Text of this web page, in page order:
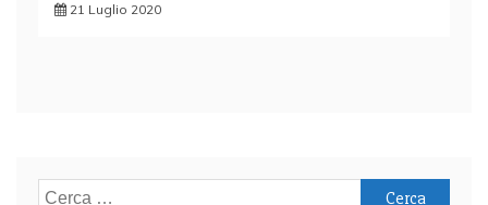
21 Luglio 2020
Ricerca